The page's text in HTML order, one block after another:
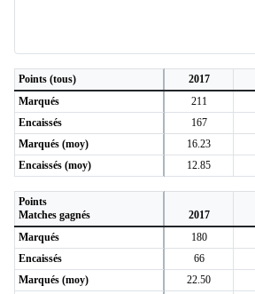
Points (tous) 2017
Marqués
211
Encaissés
167
Marqués (moy)
16.23
Encaissés (moy)
12.85
Points
Matches gagnés
2017
Marqués
180
Encaissés
66
Marqués (moy)
22.50